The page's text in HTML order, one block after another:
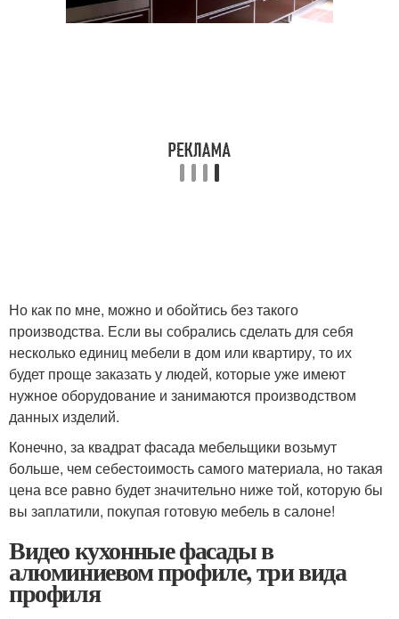
Но как по мне, можно и обойтись без такого
производства. Если вы собрались сделать для себя
несколько единиц мебели в дом или квартиру, то их
будет проще заказать у людей, которые уже имеют
нужное оборудование и занимаются производством
данных изделий.
Конечно, за квадрат фасада мебельщики возьмут
больше, чем себестоимость самого материала, но такая
цена все равно будет значительно ниже той, которую бы
вы заплатили, покупая готовую мебель в салоне!
Видео кухонные фасады в
алюминиевом профиле, три вида
профиля